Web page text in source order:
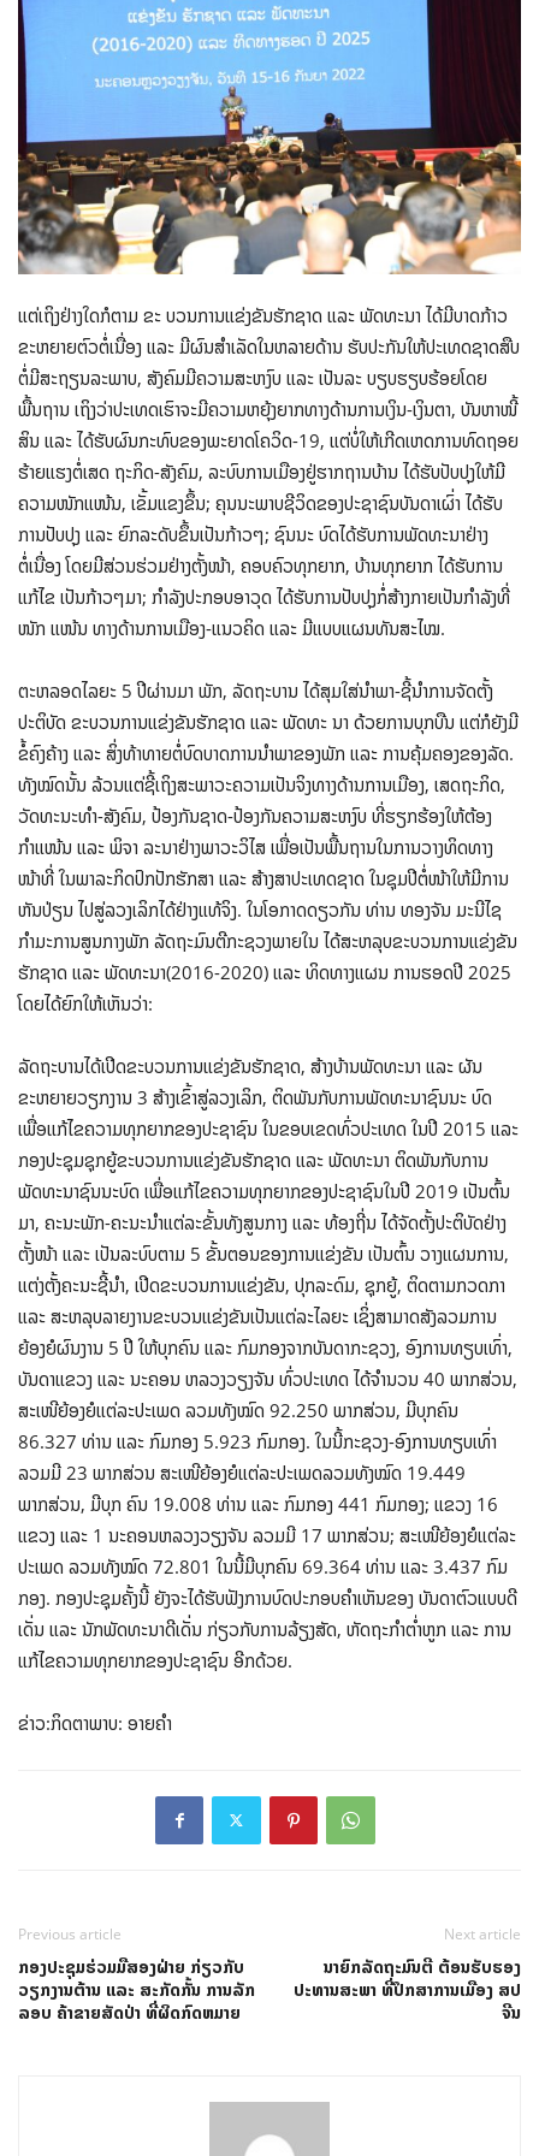
ແຕ່ເຖິງຢ່າງໃດກໍຕາມ ຂະ ບວນການແຂ່ງຂັນຮັກຊາດ ແລະ ພັດທະນາ ໄດ້ມີບາດກ້າວ
ຂະຫຍາຍຕົວຕໍ່ເນື່ອງ ແລະ ມີຜົນສໍາເລັດໃນຫລາຍດ້ານ ຮັບປະກັນໃຫ້ປະເທດຊາດສືບ
ຕໍ່ມີສະຖຽນລະພາບ, ສັງຄົມມີຄວາມສະຫງົບ ແລະ ເປັນລະ ບຽບຮຽບຮ້ອຍໂດຍ
ພື້ນຖານ ເຖິງວ່າປະເທດເຮົາຈະມີຄວາມຫຍຸ້ງຍາກທາງດ້ານການເງິນ-ເງິນຕາ, ບັນຫາໜີ້
ສິນ ແລະ ໄດ້ຮັບຜົນກະທົບຂອງພະຍາດໂຄວິດ-19, ແຕ່ບໍ່ໃຫ້ເກີດເຫດການທົດຖອຍ
ຮ້າຍແຮງຕໍ່ເສດ ຖະກິດ-ສັງຄົມ, ລະບົບການເມືອງຢູ່ຮາກຖານບ້ານ ໄດ້ຮັບປັບປຸງໃຫ້ມີ
ຄວາມໜັກແໜ້ນ, ເຂັ້ມແຂງຂຶ້ນ; ຄຸນນະພາບຊີວິດຂອງປະຊາຊົນບັນດາເຜົ່າ ໄດ້ຮັບ
ການປັບປຸງ ແລະ ຍົກລະດັບຂຶ້ນເປັນກ້າວໆ; ຊົນນະ ບົດໄດ້ຮັບການພັດທະນາຢ່າງ
ຕໍ່ເນື່ອງ ໂດຍມີສ່ວນຮ່ວມຢ່າງຕັ້ງໜ້າ, ຄອບຄົວທຸກຍາກ, ບ້ານທຸກຍາກ ໄດ້ຮັບການ
ແກ້ໄຂ ເປັນກ້າວໆມາ; ກຳລັງປະກອບອາວຸດ ໄດ້ຮັບການປັບປຸງກໍ່ສ້າງກາຍເປັນກຳລັງທີ່
ໜັກ ແໜ້ນ ທາງດ້ານການເມືອງ-ແນວຄິດ ແລະ ມີແບບແຜນທັນສະໄໝ.
ຕະຫລອດໄລຍະ 5 ປີຜ່ານມາ ພັກ, ລັດຖະບານ ໄດ້ສຸມໃສ່ນໍາພາ-ຊີ້ນໍາການຈັດຕັ້ງ
ປະຕິບັດ ຂະບວນການແຂ່ງຂັນຮັກຊາດ ແລະ ພັດທະ ນາ ດ້ວຍການບຸກບືນ ແຕ່ກໍຍັງມີ
ຂໍ້ຄົງຄ້າງ ແລະ ສິ່ງທ້າທາຍຕໍ່ບົດບາດການນຳພາຂອງພັກ ແລະ ການຄຸ້ມຄອງຂອງລັດ.
ທັງໝົດນັ້ນ ລ້ວນແຕ່ຊີ້ເຖິງສະພາວະຄວາມເປັນຈິງທາງດ້ານການເມືອງ, ເສດຖະກິດ,
ວັດທະນະທຳ-ສັງຄົມ, ປ້ອງກັນຊາດ-ປ້ອງກັນຄວາມສະຫງົບ ທີ່ຮຽກຮ້ອງໃຫ້ຕ້ອງ
ກຳແໜ້ນ ແລະ ພິຈາ ລະນາຢ່າງພາວະວິໄສ ເພື່ອເປັນພື້ນຖານໃນການວາງທິດທາງ
ໜ້າທີ່ ໃນພາລະກິດປົກປັກຮັກສາ ແລະ ສ້າງສາປະເທດຊາດ ໃນຊຸມປີຕໍ່ໜ້າໃຫ້ມີການ
ຫັນປ່ຽນ ໄປສູ່ລວງເລິກໄດ້ຢ່າງແທ້ຈິງ. ໃນໂອກາດດຽວກັນ ທ່ານ ທອງຈັນ ມະນີໄຊ
ກໍາມະການສູນກາງພັກ ລັດຖະມົນຕີກະຊວງພາຍໃນ ໄດ້ສະຫລຸບຂະບວນການແຂ່ງຂັນ
ຮັກຊາດ ແລະ ພັດທະນາ(2016-2020) ແລະ ທິດທາງແຜນ ການຮອດປີ 2025
ໂດຍໄດ້ຍົກໃຫ້ເຫັນວ່າ:
ລັດຖະບານໄດ້ເປີດຂະບວນການແຂ່ງຂັນຮັກຊາດ, ສ້າງບ້ານພັດທະນາ ແລະ ຜັນ
ຂະຫຍາຍວຽກງານ 3 ສ້າງເຂົ້າສູ່ລວງເລິກ, ຕິດພັນກັບການພັດທະນາຊົນນະ ບົດ
ເພື່ອແກ້ໄຂຄວາມທຸກຍາກຂອງປະຊາຊົນ ໃນຂອບເຂດທົ່ວປະເທດ ໃນປີ 2015 ແລະ
ກອງປະຊຸມຊຸກຍູ້ຂະບວນການແຂ່ງຂັນຮັກຊາດ ແລະ ພັດທະນາ ຕິດພັນກັບການ
ພັດທະນາຊົນນະບົດ ເພື່ອແກ້ໄຂຄວາມທຸກຍາກຂອງປະຊາຊົນໃນປີ 2019 ເປັນຕົ້ນ
ມາ, ຄະນະພັກ-ຄະນະນໍາແຕ່ລະຂັ້ນທັງສູນກາງ ແລະ ທ້ອງຖີ່ນ ໄດ້ຈັດຕັ້ງປະຕິບັດຢ່າງ
ຕັ້ງໜ້າ ແລະ ເປັນລະບົບຕາມ 5 ຂັ້ນຕອນຂອງການແຂ່ງຂັນ ເປັນຕົ້ນ ວາງແຜນການ,
ແຕ່ງຕັ້ງຄະນະຊີ້ນໍາ, ເປີດຂະບວນການແຂ່ງຂັນ, ປຸກລະດົມ, ຊຸກຍູ້, ຕິດຕາມກວດກາ
ແລະ ສະຫລຸບລາຍງານຂະບວນແຂ່ງຂັນເປັນແຕ່ລະໄລຍະ ເຊິ່ງສາມາດສັງລວມການ
ຍ້ອງຍໍຜົນງານ 5 ປີ ໃຫ້ບຸກຄົນ ແລະ ກົມກອງຈາກບັນດາກະຊວງ, ອົງການທຽບເທົ່າ,
ບັນດາແຂວງ ແລະ ນະຄອນ ຫລວງວຽງຈັນ ທົ່ວປະເທດ ໄດ້ຈຳນວນ 40 ພາກສ່ວນ,
ສະເໜີຍ້ອງຍໍແຕ່ລະປະເພດ ລວມທັງໝົດ 92.250 ພາກສ່ວນ, ມີບຸກຄົນ
86.327 ທ່ານ ແລະ ກົມກອງ 5.923 ກົມກອງ. ໃນນີ້ກະຊວງ-ອົງການທຽບເທົ່າ
ລວມມີ 23 ພາກສ່ວນ ສະເໜີຍ້ອງຍໍແຕ່ລະປະເພດລວມທັງໝົດ 19.449
ພາກສ່ວນ, ມີບຸກ ຄົນ 19.008 ທ່ານ ແລະ ກົມກອງ 441 ກົມກອງ; ແຂວງ 16
ແຂວງ ແລະ 1 ນະຄອນຫລວງວຽງຈັນ ລວມມີ 17 ພາກສ່ວນ; ສະເໜີຍ້ອງຍໍແຕ່ລະ
ປະເພດ ລວມທັງໝົດ 72.801 ໃນນີ້ມີບຸກຄົນ 69.364 ທ່ານ ແລະ 3.437 ກົມ
ກອງ. ກອງປະຊຸມຄັ້ງນີ້ ຍັງຈະໄດ້ຮັບຟັງການບົດປະກອບຄຳເຫັນຂອງ ບັນດາຕົວແບບດີ
ເດັ່ນ ແລະ ນັກພັດທະນາດີເດັ່ນ ກ່ຽວກັບການລ້ຽງສັດ, ຫັດຖະກຳຕໍ່າຫູກ ແລະ ການ
ແກ້ໄຂຄວາມທຸກຍາກຂອງປະຊາຊົນ ອີກດ້ວຍ.
ຂ່າວ:ກິດຕາພາບ: ອາຍຄຳ
Previous article
ກອງປະຊຸມຮ່ວມມືສອງຝ່າຍ ກ່ຽວກັບ
ວຽກງານຕ້ານ ແລະ ສະກັດກັ້ນ ການລັກ
ລອບ ຄ້າຂາຍສັດປ່າ ທີ່ຜິດກົດຫມາຍ
Next article
ນາຍົກລັດຖະມົນຕີ ຕ້ອນຮັບຮອງ
ປະທານສະພາ ທີ່ປຶກສາການເມືອງ ສປ
ຈີນ